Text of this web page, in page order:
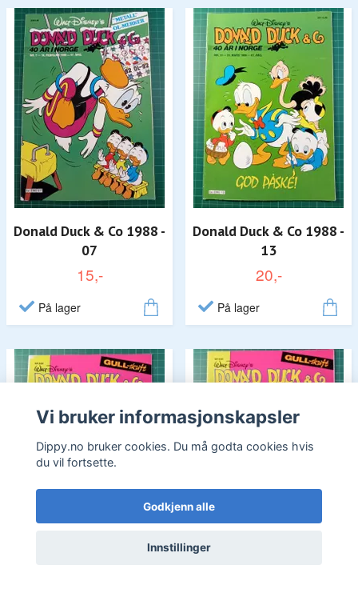
Donald Duck & Co 1988 -
07
15,-
På lager
Donald Duck & Co 1988 -
13
20,-
På lager
Vi bruker informasjonskapsler
Dippy.no bruker cookies. Du må godta cookies hvis
du vil fortsette.
Godkjenn alle
Innstillinger